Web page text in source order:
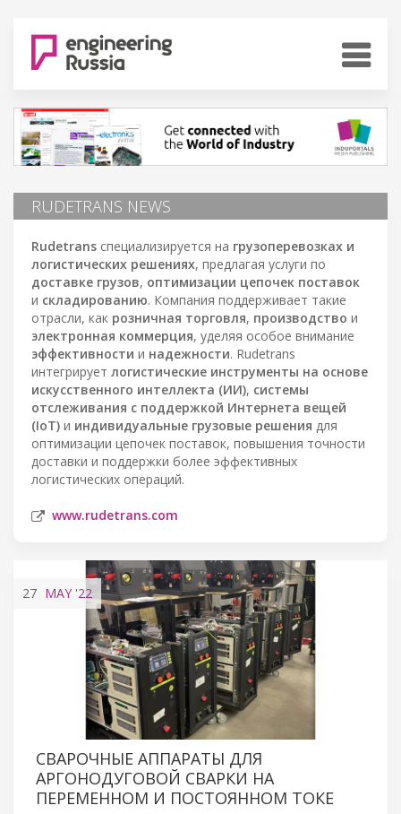
RUDETRANS NEWS
Rudetrans специализируется на грузоперевозках и
логистических решениях, предлагая услуги по
доставке грузов, оптимизации цепочек поставок
и складированию. Компания поддерживает такие
отрасли, как розничная торговля, производство и
электронная коммерция, уделяя особое внимание
эффективности и надежности. Rudetrans
интегрирует логистические инструменты на основе
искусственного интеллекта (ИИ), системы
отслеживания с поддержкой Интернета вещей
(IoT) и индивидуальные грузовые решения для
оптимизации цепочек поставок, повышения точности
доставки и поддержки более эффективных
логистических операций.
www.rudetrans.com
27 MAY '22
СВАРОЧНЫЕ АППАРАТЫ ДЛЯ
АРГОНОДУГОВОЙ СВАРКИ НА
ПЕРЕМЕННОМ И ПОСТОЯННОМ ТОКЕ